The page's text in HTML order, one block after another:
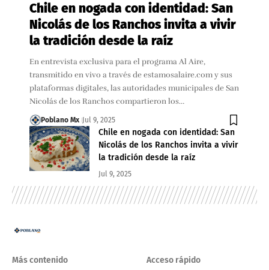
Chile en nogada con identidad: San
Nicolás de los Ranchos invita a vivir
la tradición desde la raíz
En entrevista exclusiva para el programa Al Aire,
transmitido en vivo a través de estamosalaire.com y sus
plataformas digitales, las autoridades municipales de San
Nicolás de los Ranchos compartieron los…
Poblano Mx Jul 9, 2025
Chile en nogada con identidad: San
Nicolás de los Ranchos invita a vivir
la tradición desde la raíz
Jul 9, 2025
Más contenido Acceso rápido